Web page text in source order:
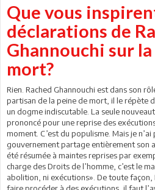
Que vous
déclarations de
Ghannouchi sur
mort?
Rien. Rached Ghannouchi est dans son
partisan de la peine de mort, il le répète
un dogme indiscutable. La seule
prononcé pour une reprise des
moment. C’est du populisme. Mais je
gouvernement partage entièrement son
été résumée à maintes reprises par
charge des Droits de l’homme, c’est le
abolition, ni exécutions». De toute façon,
faire procéder à des exécutions, il faut